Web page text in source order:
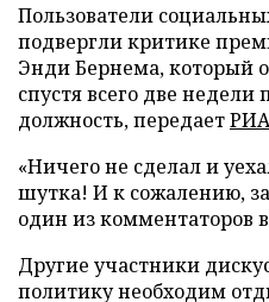
Пользователи
подвергли критике
Энди Бернема, который
спустя всего две недели
должность, передает
«Ничего не сделал и
шутка! И к сожалению,
один из комментаторов
Другие участники
политику необходим